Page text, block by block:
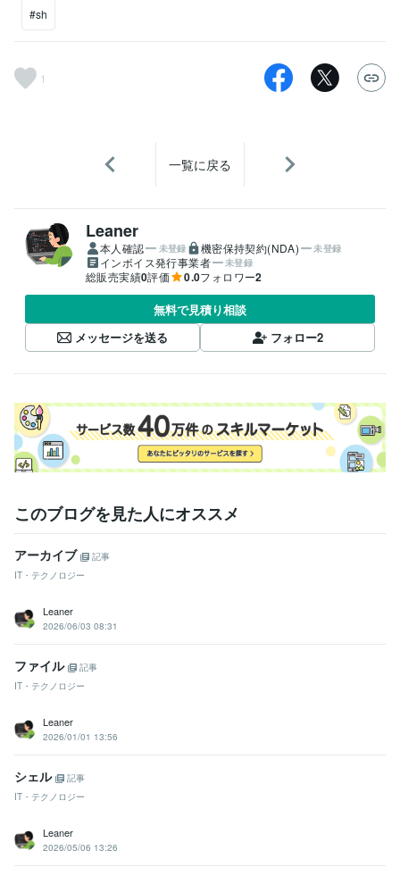
#sh
1
一覧に戻る
Leaner
本人確認 未登録 機密保持契約(NDA) 未登録
インボイス発行事業者 未登録
総販売実績0評価 0.0フォロワー2
無料で見積り相談
メッセージを送る
フォロー2
このブログを見た人にオススメ
アーカイブ
記事
IT・テクノロジー
Leaner
2026/06/03 08:31
ファイル
記事
IT・テクノロジー
Leaner
2026/01/01 13:56
シェル
記事
IT・テクノロジー
Leaner
2026/05/06 13:26